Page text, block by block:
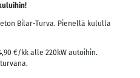
Bilar-Turva. Pienellä kululla
€/kk alle 220kW autoihin.